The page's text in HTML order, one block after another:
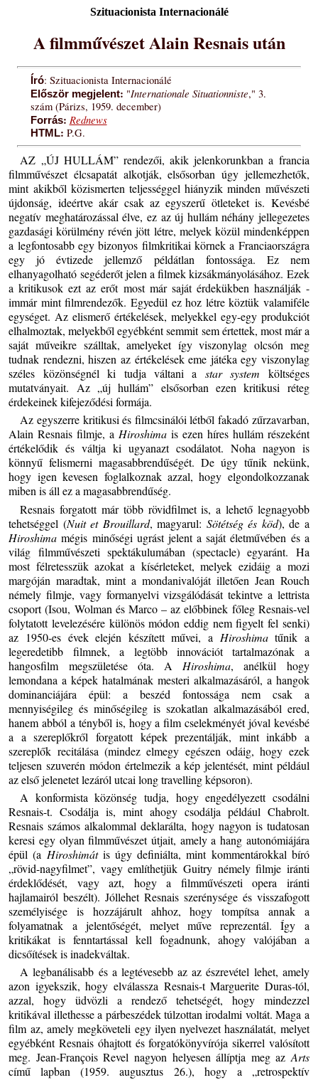
Szituacionista Internacionálé
A filmművészet Alain Resnais után
Író: Szituacionista Internacionálé
Először megjelent: "Internationale Situationniste," 3.
szám (Párizs, 1959. december)
Forrás: Rednews
HTML: P.G.
AZ „ÚJ HULLÁM” rendezői, akik jelenkorunkban a francia
filmművészet élcsapatát alkotják, elsősorban úgy jellemezhetők,
mint akikből közismerten teljességgel hiányzik minden művészeti
újdonság, ideértve akár csak az egyszerű ötleteket is. Kevésbé
negatív meghatározással élve, ez az új hullám néhány jellegezetes
gazdasági körülmény révén jött létre, melyek közül mindenképpen
a legfontosabb egy bizonyos filmkritikai körnek a Franciaországra
egy jó évtizede jellemző példátlan fontossága. Ez nem
elhanyagolható segéderőt jelen a filmek kizsákmányolásához. Ezek
a kritikusok ezt az erőt most már saját érdekükben használják -
immár mint filmrendezők. Egyedül ez hoz létre köztük valamiféle
egységet. Az elismerő értékelések, melyekkel egy-egy produkciót
elhalmoztak, melyekből egyébként semmit sem értettek, most már a
saját műveikre szálltak, amelyeket így viszonylag olcsón meg
tudnak rendezni, hiszen az értékelések eme játéka egy viszonylag
széles közönségnél ki tudja váltani a star system költséges
mutatványait. Az „új hullám” elsősorban ezen kritikusi réteg
érdekeinek kifejeződési formája.
Az egyszerre kritikusi és filmcsinálói létből fakadó zűrzavarban,
Alain Resnais filmje, aHiroshima is ezen híres hullám részeként
értékelődik és váltja ki ugyanazt csodálatot. Noha nagyon is
könnyű felismerni magasabbrendűségét. De úgy tűnik nekünk,
hogy igen kevesen foglalkoznak azzal, hogy elgondolkozzanak
miben is áll ez a magasabbrendűség.
Resnais forgatott már több rövidfilmet is, a lehető legnagyobb
tehetséggel (Nuit et Brouillard, magyarul: Sötétség és köd), de a
Hiroshima mégis minőségi ugrást jelent a saját életművében és a
világ filmművészeti spektákulumában (spectacle) egyaránt. Ha
most félretesszük azokat a kísérleteket, melyek ezidáig a mozi
margóján maradtak, mint a mondanivalóját illetően Jean Rouch
némely filmje, vagy formanyelvi vizsgálódását tekintve a lettrista
csoport (Isou, Wolman és Marco – az előbbinek főleg Resnais-vel
folytatott levelezésére különös módon eddig nem figyelt fel senki)
az 1950-es évek elején készített művei, a Hiroshimatűnik a
legeredetibb filmnek, a legtöbb innovációt tartalmazónak a
hangosfilm megszületése óta. A Hiroshima, anélkül hogy
lemondana a képek hatalmának mesteri alkalmazásáról, a hangok
dominanciájára épül: a beszéd fontossága nem csak a
mennyiségileg és minőségileg is szokatlan alkalmazásából ered,
hanem abból a tényből is, hogy a film cselekményét jóval kevésbé
a a szereplőkről forgatott képek prezentálják, mint inkább a
szereplők recitálása (mindez elmegy egészen odáig, hogy ezek
teljesen szuverén módon értelmezik a kép jelentését, mint például
az első jelenetet lezáról utcai long travelling képsoron).
A konformista közönség tudja, hogy engedélyezett csodálni
Resnais-t. Csodálja is, mint ahogy csodálja például Chabrolt.
Resnais számos alkalommal deklarálta, hogy nagyon is tudatosan
keresi egy olyan filmművészet útjait, amely a hang autonómiájára
épül (a Hiroshimátis úgy definiálta, mint kommentárokkal bíró
„rövid-nagyfilmet”, vagy említhetjük Guitry némely filmje iránti
érdeklődését, vagy azt, hogy a filmművészeti opera iránti
hajlamairól beszélt). Jóllehet Resnais szerénysége és visszafogott
személyisége is hozzájárult ahhoz, hogy tompítsa annak a
folyamatnak a jelentőségét, melyet műve reprezentál. Így a
kritikákat is fenntartással kell fogadnunk, ahogy valójában a
dicsőítések is inadekváltak.
A legbanálisabb és a legtévesebb az az észrevétel lehet, amely
azon igyekszik, hogy elválassza Resnais-t Marguerite Duras-tól,
azzal, hogy üdvözli a rendező tehetségét, hogy mindezzel
kritikával illethesse a párbeszédek túlzottan irodalmi voltát. Maga a
film az, amely megköveteli egy ilyen nyelvezet használatát, melyet
egyébként Resnais óhajtott és forgatókönyvírója sikerrel valósított
meg. Jean-François Revel nagyon helyesen állíptja meg azArts
című lapban (1959. augusztus 26.), hogy a „retrospektív